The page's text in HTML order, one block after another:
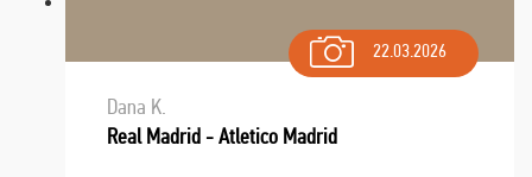
22.03.2026
Dana K.
Real Madrid - Atletico Madrid